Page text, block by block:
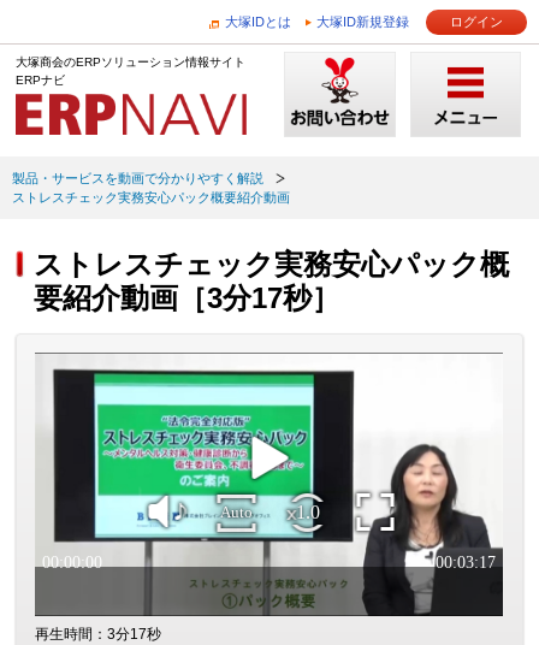
大塚IDとは 大塚ID新規登録 ログイン
大塚商会のERPソリューション情報サイト
ERPナビ
製品・サービスを動画で分かりやすく解説
ストレスチェック実務安心パック概要紹介動画
ストレスチェック実務安心パック概
要紹介動画［3分17秒］
再生時間：3分17秒